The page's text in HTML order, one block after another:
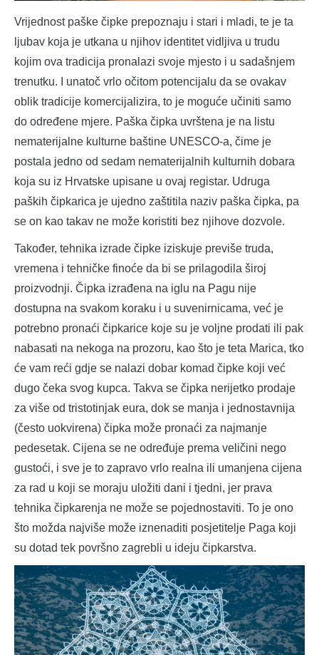
Vrijednost paške čipke prepoznaju i stari i mladi, te je ta
ljubav koja je utkana u njihov identitet vidljiva u trudu
kojim ova tradicija pronalazi svoje mjesto i u sadašnjem
trenutku. I unatoč vrlo očitom potencijalu da se ovakav
oblik tradicije komercijalizira, to je moguće učiniti samo
do određene mjere. Paška čipka uvrštena je na listu
nematerijalne kulturne baštine UNESCO-a, čime je
postala jedno od sedam nematerijalnih kulturnih dobara
koja su iz Hrvatske upisane u ovaj registar. Udruga
paških čipkarica je ujedno zaštitila naziv paška čipka, pa
se on kao takav ne može koristiti bez njihove dozvole.
Također, tehnika izrade čipke iziskuje previše truda,
vremena i tehničke finoće da bi se prilagodila široj
proizvodnji. Čipka izrađena na iglu na Pagu nije
dostupna na svakom koraku i u suvenirnicama, već je
potrebno pronaći čipkarice koje su je voljne prodati ili pak
nabasati na nekoga na prozoru, kao što je teta Marica, tko
će vam reći gdje se nalazi dobar komad čipke koji već
dugo čeka svog kupca. Takva se čipka nerijetko prodaje
za više od tristotinjak eura, dok se manja i jednostavnija
(često uokvirena) čipka može pronaći za najmanje
pedesetak. Cijena se ne određuje prema veličini nego
gustoći, i sve je to zapravo vrlo realna ili umanjena cijena
za rad u koji se moraju uložiti dani i tjedni, jer prava
tehnika čipkarenja ne može se pojednostaviti. To je ono
što možda najviše može iznenaditi posjetitelje Paga koji
su dotad tek površno zagrebli u ideju čipkarstva.